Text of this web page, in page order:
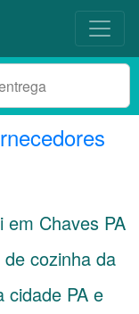
em Chaves PA
cozinha da
cidade PAe